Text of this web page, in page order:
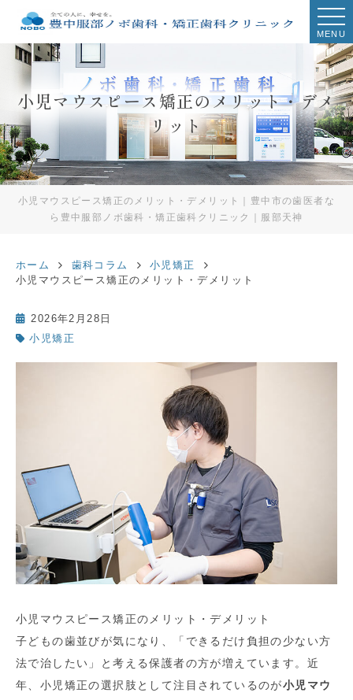
MENU
小児マウスピース矯正のメリット・デメ
リット
小児マウスピース矯正のメリット・デメリット｜豊中市の歯医者な
ら豊中服部ノボ歯科・矯正歯科クリニック｜服部天神
ホーム 歯科コラム
小児矯正
小児マウスピース矯正のメリット・デメリット
2026年2月28日
小児矯正
小児マウスピース矯正のメリット・デメリット
子どもの歯並びが気になり、「できるだけ負担の少ない方
法で治したい」と考える保護者の方が増えています。近
年、小児矯正の選択肢として注目されているのが小児マウ